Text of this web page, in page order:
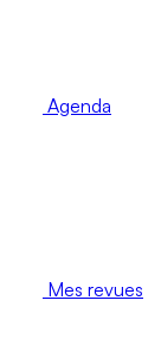
Agenda
Mes revues